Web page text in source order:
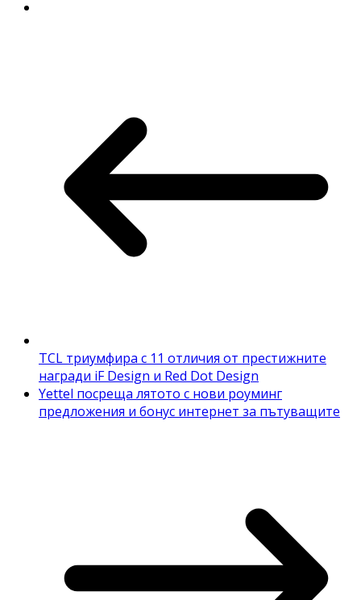
TCL триумфира с 11 отличия от престижните
награди iF Design и Red Dot Design
Yettel посреща лятото с нови роуминг
предложения и бонус интернет за пътуващите